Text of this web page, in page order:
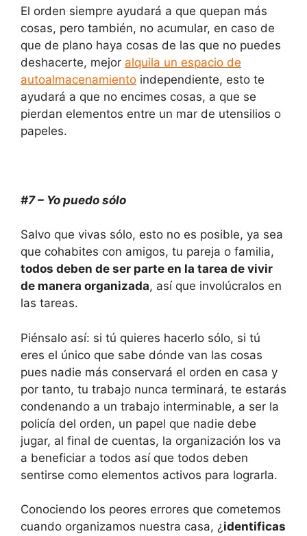
El orden siempre ayudará a que quepan más
cosas, pero también, no acumular, en caso de
que de plano haya cosas de las que no puedes
deshacerte, mejor alquila un espacio de
autoalmacenamiento independiente, esto te
ayudará a que no encimes cosas, a que se
pierdan elementos entre un mar de utensilios o
papeles.
#7 – Yo puedo sólo
Salvo que vivas sólo, esto no es posible, ya sea
que cohabites con amigos, tu pareja o familia,
todos deben de ser parte en la tarea de vivir
de manera organizada, así que involúcralos en
las tareas.
Piénsalo así: si tú quieres hacerlo sólo, si tú
eres el único que sabe dónde van las cosas
pues nadie más conservará el orden en casa y
por tanto, tu trabajo nunca terminará, te estarás
condenando a un trabajo interminable, a ser la
policía del orden, un papel que nadie debe
jugar, al final de cuentas, la organización los va
a beneficiar a todos así que todos deben
sentirse como elementos activos para lograrla.
Conociendo los peores errores que cometemos
cuando organizamos nuestra casa, ¿ identificas